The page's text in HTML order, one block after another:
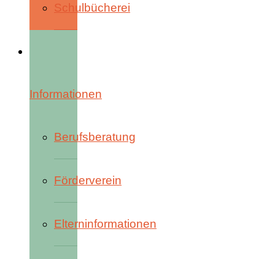
Schulbücherei
Informationen
Berufsberatung
Förderverein
Elterninformationen